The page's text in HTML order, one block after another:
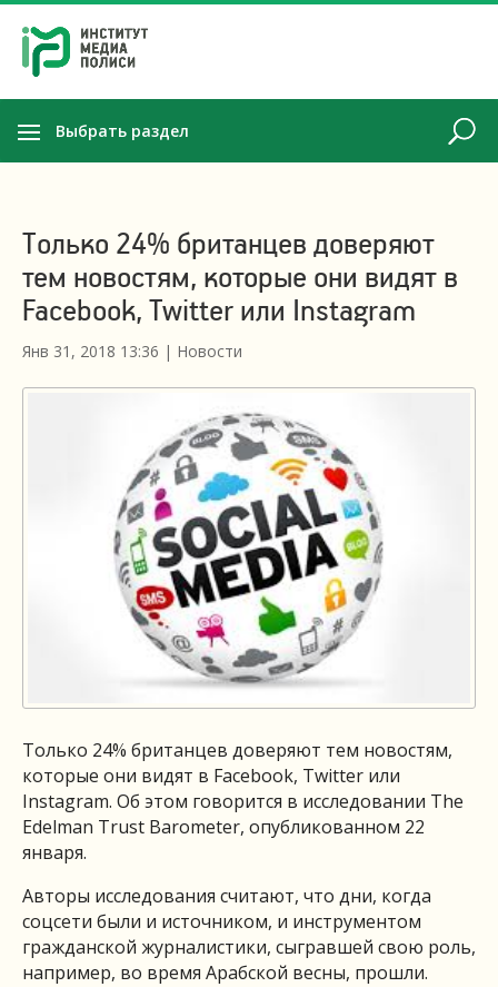
Выбрать раздел
Только 24% британцев доверяют
тем новостям, которые они видят в
Facebook, Twitter или Instagram
Янв 31, 2018 13:36 | Новости
Только 24% британцев доверяют тем новостям,
которые они видят в Facebook, Twitter или
Instagram. Об этом говорится в исследовании The
Edelman Trust Barometer, опубликованном 22
января.
Авторы исследования считают, что дни, когда
соцсети были и источником, и инструментом
гражданской журналистики, сыгравшей свою роль,
например, во время Арабской весны, прошли.